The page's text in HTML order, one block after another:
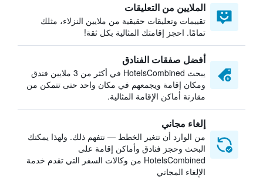
الملايين من التعليقات
تقييمات وتعليقات حقيقية من ملايين النزلاء، مثلك
تمامًا. احجز إقامتك المثالية بكل ثقة!
أفضل صفقات الفنادق
يبحث HotelsCombined في أكثر من 3 ملايين فندق
ومكان إقامة ويجمعهم في مكان واحد حتى تتمكن من
مقارنة أماكن الإقامة المثالية.
إلغاء مجاني
من الوارد أن تتغير الخطط — نتفهم ذلك. ولهذا يمكنك
البحث وحجز فنادق وأماكن إقامة على
HotelsCombined من وكالات السفر التي تقدم خدمة
الإلغاء المجاني